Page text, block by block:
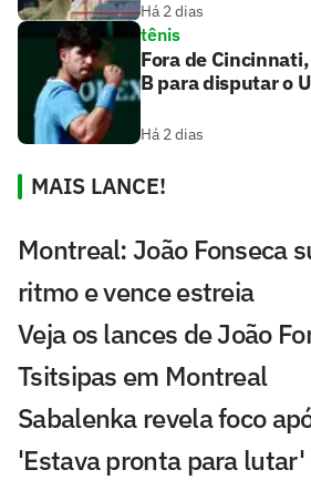
Há 2 dias
tênis
Fora de
B para disputar o
Há 2 dias
MAIS LANCE!
Montreal: João Fonseca
ritmo e vence estreia
Veja os lances de João
Tsitsipas em Montreal
Sabalenka revela foco
'Estava pronta para lutar'